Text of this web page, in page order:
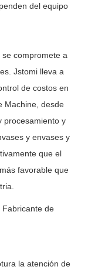
del equipo
compromete a
Jstomi lleva a
de costos en
Machine, desde
procesamiento y
y envases y
que el
favorable que
la atención de